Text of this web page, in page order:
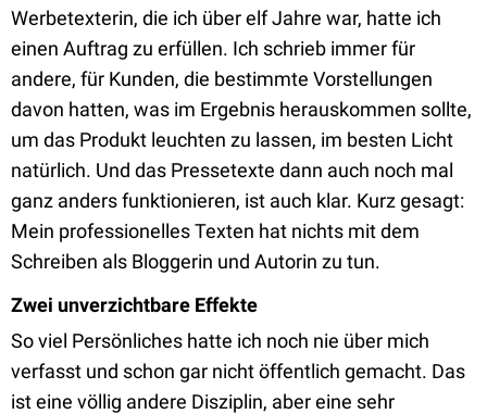
Werbetexterin, die ich über elf Jahre war, hatte ich
einen Auftrag zu erfüllen. Ich schrieb immer für
andere, für Kunden, die bestimmte Vorstellungen
davon hatten, was im Ergebnis herauskommen sollte,
um das Produkt leuchten zu lassen, im besten Licht
natürlich. Und das Pressetexte dann auch noch mal
ganz anders funktionieren, ist auch klar. Kurz gesagt:
Mein professionelles Texten hat nichts mit dem
Schreiben als Bloggerin und Autorin zu tun.
Zwei unverzichtbare Effekte
So viel Persönliches hatte ich noch nie über mich
verfasst und schon gar nicht öffentlich gemacht. Das
ist eine völlig andere Disziplin, aber eine sehr